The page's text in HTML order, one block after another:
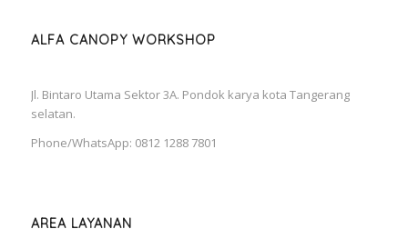
ALFA CANOPY WORKSHOP
Jl. Bintaro Utama Sektor 3A. Pondok karya kota Tangerang
selatan.
Phone/WhatsApp: 0812 1288 7801
AREA LAYANAN